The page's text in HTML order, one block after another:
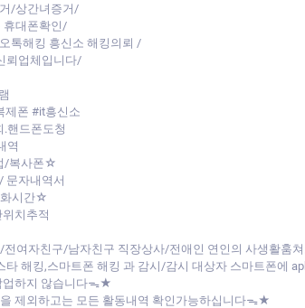
/상간녀증거/
휴대폰확인/
톡해킹 흥신소 해킹의뢰 /
뢰업체입니다/
제폰 #it흥신소
핸드폰도청
역
/복사폰☆
문자내역서
화시간☆
치추적
여자친구/남자친구 직장상사/전애인 연인의 사생활훔
해킹,스마트폰 해킹 과 감시/감시 대상자 스마트폰
업하지 않습니다ᯓ★
제외하고는 모든 활동내역 확인가능하십니다ᯓ★